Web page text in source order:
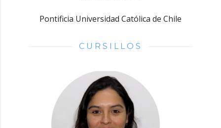
Pontificia Universidad Católica de Chile
CURSILLOS